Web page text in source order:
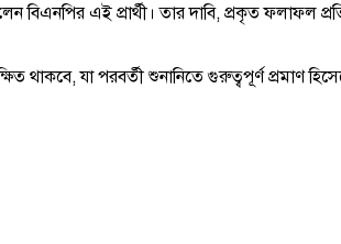
এই প্রার্থী। তার দাবি, প্রকৃত ফলাফল
থাকবে, যা পরবর্তী শুনানিতে গুরুত্বপূর্ণ প্রমাণ